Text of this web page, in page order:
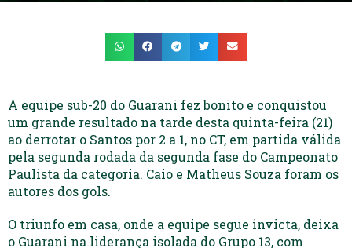
A equipe sub-20 do Guarani fez bonito e conquistou
um grande resultado na tarde desta quinta-feira (21)
ao derrotar o Santos por 2 a 1, no CT, em partida válida
pela segunda rodada da segunda fase do Campeonato
Paulista da categoria. Caio e Matheus Souza foram os
autores dos gols.
O triunfo em casa, onde a equipe segue invicta, deixa
o Guarani na liderança isolada do Grupo 13, com